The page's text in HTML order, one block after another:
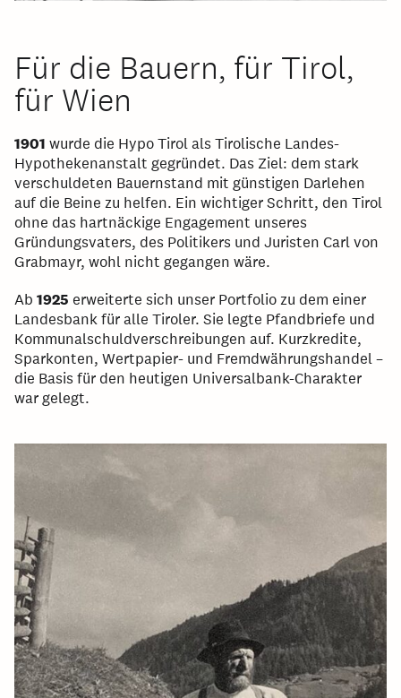
Für die Bauern, für Tirol,
für Wien
1901 wurde die Hypo Tirol als Tirolische Landes-
Hypothekenanstalt gegründet. Das Ziel: dem stark
verschuldeten Bauernstand mit günstigen Darlehen
auf die Beine zu helfen. Ein wichtiger Schritt, den Tirol
ohne das hartnäckige Engagement unseres
Gründungsvaters, des Politikers und Juristen Carl von
Grabmayr, wohl nicht gegangen wäre.
Ab 1925 erweiterte sich unser Portfolio zu dem einer
Landesbank für alle Tiroler. Sie legte Pfandbriefe und
Kommunalschuldverschreibungen auf. Kurzkredite,
Sparkonten, Wertpapier- und Fremdwährungshandel –
die Basis für den heutigen Universalbank-Charakter
war gelegt.